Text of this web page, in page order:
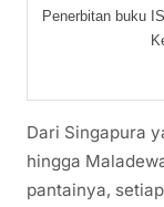
Penerbitan buku
Dari Singapura
hingga
pantainya,